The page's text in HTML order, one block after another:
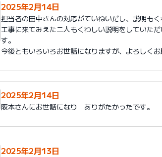
2025年2月14日
担当者の田中さんの対応がていねいだし、説明も
工事に来てみえた二人もくわしい説明をしていた
す。
今後ともいろいろお世話になりますが、よろしくお
2025年2月14日
阪本さんにお世話になり ありがたかったです。
2025年2月13日